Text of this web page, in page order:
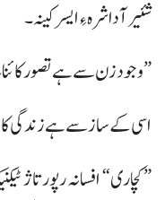
شئیر آ دا شرہ ءِ ایسر کینہ۔
”وجود زن سے ہے تصور
اسی کے ساز سے ہے زندگی
”کچاری“ افسانہ رپورتاژ